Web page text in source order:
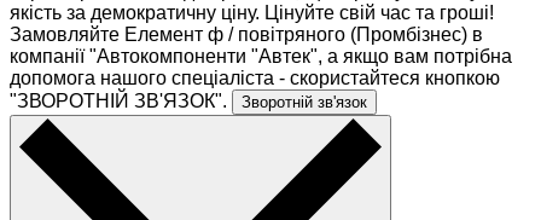
якість за демократичну ціну. Цінуйте свій час та гроші!
Замовляйте Елемент ф / повітряного (Промбізнес) в
компанії "Автокомпоненти "Автек", а якщо вам потрібна
допомога нашого спеціаліста - скористайтеся кнопкою
"ЗВОРОТНІЙ ЗВ'ЯЗОК".
Зворотній зв'язок